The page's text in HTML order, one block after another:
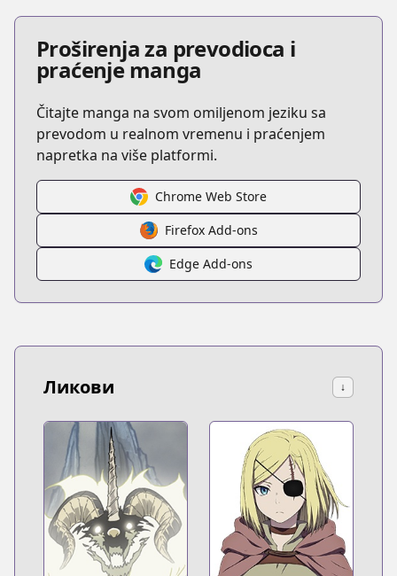
Proširenja za prevodioca i
praćenje manga
Čitajte manga na svom omiljenom jeziku sa
prevodom u realnom vremenu i praćenjem
napretka na više platformi.
Chrome Web Store
Firefox Add-ons
Edge Add-ons
Ликови ↓